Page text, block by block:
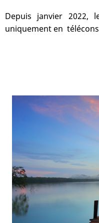
Depuis janvier 2022,
uniquement en